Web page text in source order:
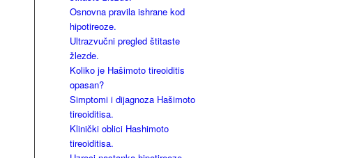
Osnovna pravila ishrane kod
hipotireoze.
Ultrazvučni pregled štitaste
žlezde.
Koliko je Hašimoto tireoiditis
opasan?
Simptomi i dijagnoza Hašimoto
tireoiditisa.
Klinički oblici Hashimoto
tireoiditisa.